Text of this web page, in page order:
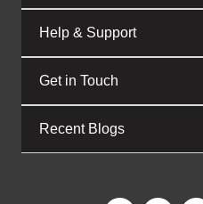
Help & Support
Get in Touch
Recent Blogs